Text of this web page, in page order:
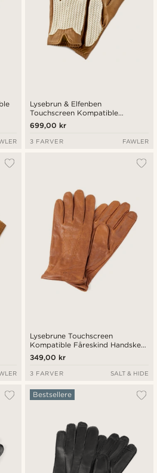
Lysebrun & Elfenben
Touchscreen Kompatible
Fåreskind Kørehandsker
699,00 kr
3 FARVER FAWLER
Lysebrune Touchscreen
Kompatible Fåreskind Handsker
med Manchetter
349,00 kr
3 FARVER SALT & HIDE
Bestsellere